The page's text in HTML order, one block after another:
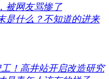
被网友骂惨了
是什么？不知道的进来
！高井站开启改造研究